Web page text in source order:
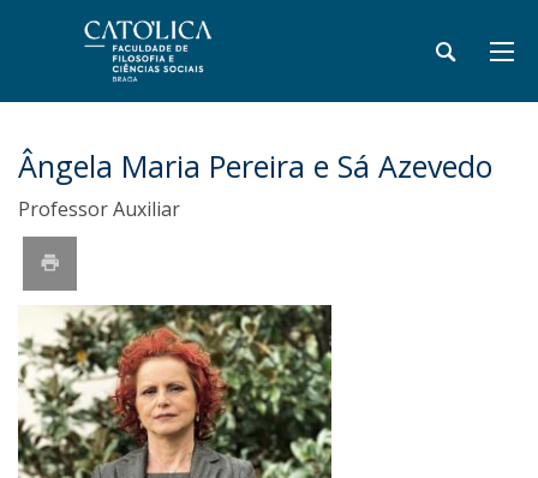
Ângela Maria Pereira e Sá Azevedo
Professor Auxiliar